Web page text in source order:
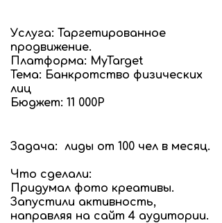
Услуга: Таргетированное
продвижение.
Платформа: MyTarget
Тема: Банкротство физических
лиц
Бюджет: 11 000Р
Задача: лиды от 100 чел в месяц.
Что сделали:
Придумал фото креативы.
Запустили активность,
направляя на сайт 4 аудитории.